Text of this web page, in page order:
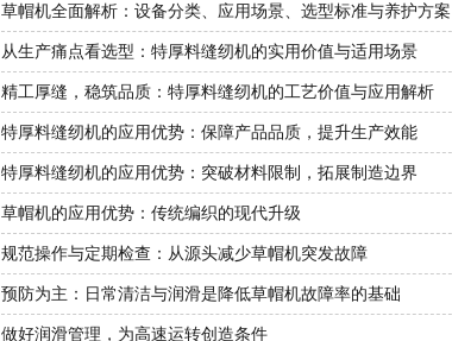
草帽机全面解析：设备分类、应用场景、选型标准与养护方案
从生产痛点看选型：特厚料缝纫机的实用价值与适用场景
精工厚缝，稳筑品质：特厚料缝纫机的工艺价值与应用解析
特厚料缝纫机的应用优势：保障产品品质，提升生产效能
特厚料缝纫机的应用优势：突破材料限制，拓展制造边界
草帽机的应用优势：传统编织的现代升级
规范操作与定期检查：从源头减少草帽机突发故障
预防为主：日常清洁与润滑是降低草帽机故障率的基础
做好润滑管理，为高速运转创造条件